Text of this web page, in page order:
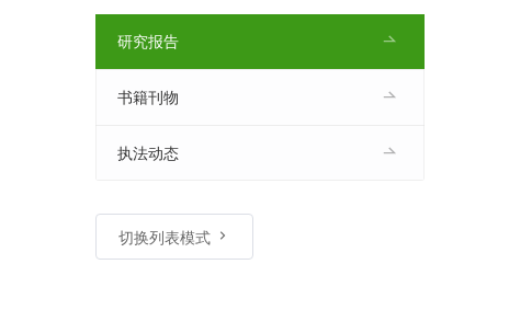
研究报告
书籍刊物
执法动态
切换列表模式